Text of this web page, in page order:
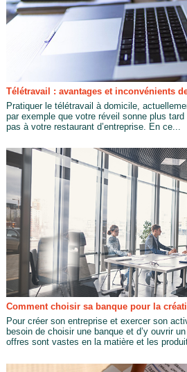
Télétravail : avantages et inconvénients
Pratiquer le télétravail à domicile,
par exemple que votre réveil sonne plus
pas à votre restaurant d’entreprise. En ce...
Comment choisir sa banque pour la
Pour créer son entreprise et exercer son
besoin de choisir une banque et d’y ouvrir
offres sont vastes en la matière et les